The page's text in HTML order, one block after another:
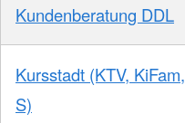
Kundenberatung DDL
Kursstadt (KTV, KiFam,
S)